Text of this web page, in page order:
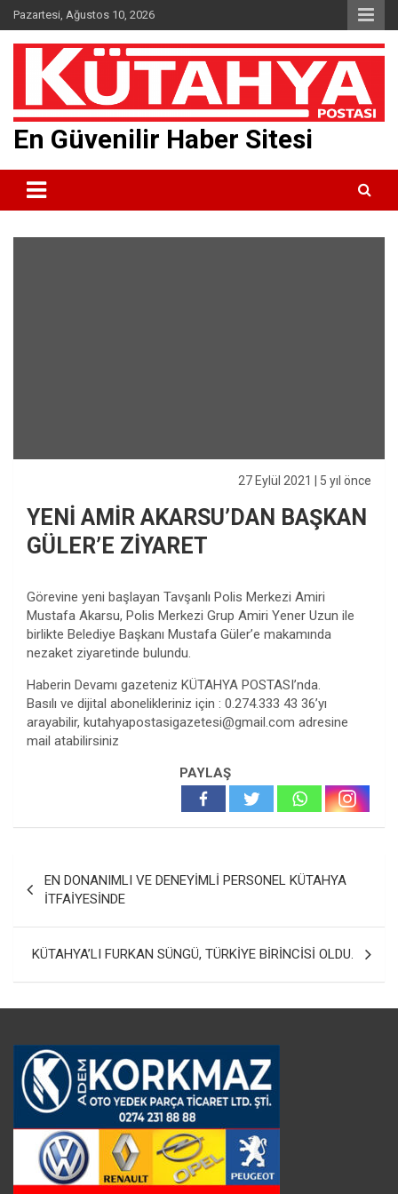
Skip
to
content
Pazartesi, Ağustos 10, 2026
En Güvenilir Haber Sitesi
27 Eylül 2021 | 5 yıl önce
YENİ AMİR AKARSU’DAN BAŞKAN
GÜLER’E ZİYARET
Görevine yeni başlayan Tavşanlı Polis Merkezi Amiri
Mustafa Akarsu, Polis Merkezi Grup Amiri Yener Uzun ile
birlikte Belediye Başkanı Mustafa Güler’e makamında
nezaket ziyaretinde bulundu.
Haberin Devamı gazeteniz KÜTAHYA POSTASI’nda.
Basılı ve dijital abonelikleriniz için : 0.274.333 43 36’yı
arayabilir, kutahyapostasigazetesi@gmail.com adresine
mail atabilirsiniz
PAYLAŞ
gezinmesi
EN DONANIMLI VE DENEYİMLİ PERSONEL KÜTAHYA
İTFAİYESİNDE
KÜTAHYA’LI FURKAN SÜNGÜ, TÜRKİYE BİRİNCİSİ OLDU.